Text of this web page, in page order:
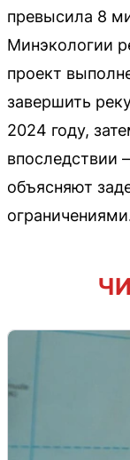
превысила 8
Минэкологии
проект
завершить
2024 году,
впоследствии
объясняют